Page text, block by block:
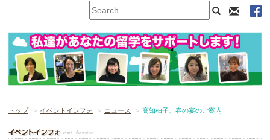
トップ イベントインフォ ニュース 高知柚子、春の宴のご案内